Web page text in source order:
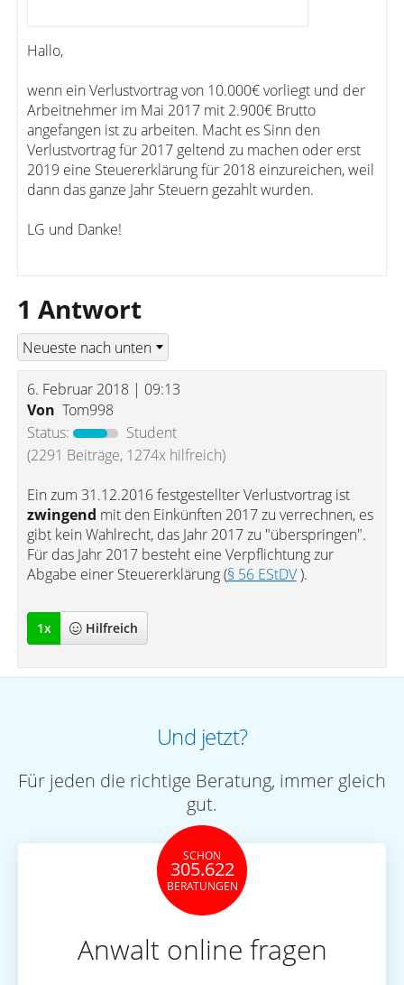
Hallo,
wenn ein Verlustvortrag von 10.000€ vorliegt und der
Arbeitnehmer im Mai 2017 mit 2.900€ Brutto
angefangen ist zu arbeiten. Macht es Sinn den
Verlustvortrag für 2017 geltend zu machen oder erst
2019 eine Steuererklärung für 2018 einzureichen, weil
dann das ganze Jahr Steuern gezahlt wurden.
LG und Danke!
1 Antwort
6. Februar 2018 | 09:13
Von Tom998
Status:
Student
(2291 Beiträge, 1274x hilfreich)
Ein zum 31.12.2016 festgestellter Verlustvortrag ist
zwingend mit den Einkünften 2017 zu verrechnen, es
gibt kein Wahlrecht, das Jahr 2017 zu "überspringen".
Für das Jahr 2017 besteht eine Verpflichtung zur
Abgabe einer Steuererklärung (§ 56 EStDV).
1x Hilfreich
Und jetzt?
Für jeden die richtige Beratung, immer gleich
gut.
SCHON
305.622
BERATUNGEN
Anwalt online fragen